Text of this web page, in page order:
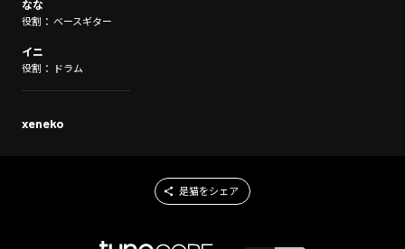
なな
役割： ベースギター
イニ
役割： ドラム
xeneko
是猫をシェア